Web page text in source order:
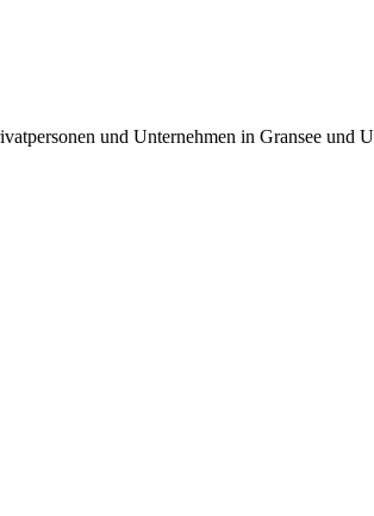
und Unternehmen in Gransee und